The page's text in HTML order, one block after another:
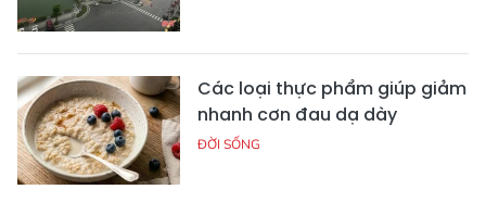
Các loại thực phẩm giúp giảm
nhanh cơn đau dạ dày
ĐỜI SỐNG